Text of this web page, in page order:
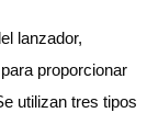
lanzador,
proporcionar
utilizan tres tipos